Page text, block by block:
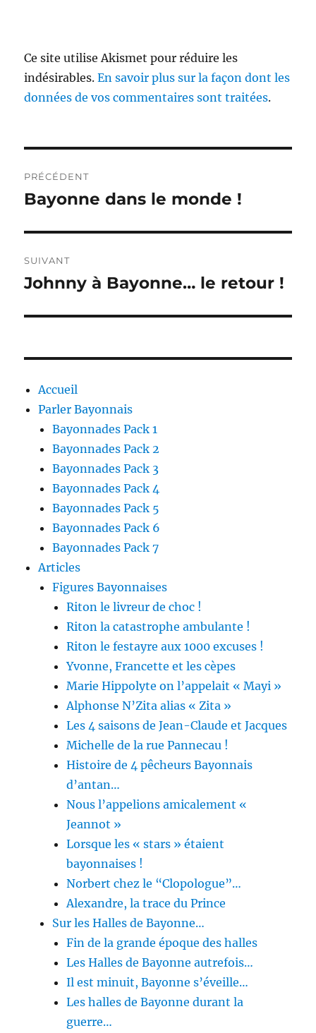
Ce site utilise Akismet pour réduire les
indésirables.En savoir plus sur la façon dont les
données de vos commentaires sont traitées.
de
PRÉCÉDENT
Publication
Bayonne dans le monde !
SUIVANT
Publication
Johnny à Bayonne… le retour !
Accueil
Parler Bayonnais
Bayonnades Pack 1
Bayonnades Pack 2
Bayonnades Pack 3
Bayonnades Pack 4
Bayonnades Pack 5
Bayonnades Pack 6
Bayonnades Pack 7
Articles
Figures Bayonnaises
Riton le livreur de choc !
Riton la catastrophe ambulante !
Riton le festayre aux 1000 excuses !
Yvonne, Francette et les cèpes
Marie Hippolyte on l’appelait « Mayi »
Alphonse N’Zita alias « Zita »
Les 4 saisons de Jean-Claude et Jacques
Michelle de la rue Pannecau !
Histoire de 4 pêcheurs Bayonnais
d’antan…
Nous l’appelions amicalement «
Jeannot »
Lorsque les « stars » étaient
bayonnaises !
Norbert chez le “Clopologue”…
Alexandre, la trace du Prince
Sur les Halles de Bayonne…
Fin de la grande époque des halles
Les Halles de Bayonne autrefois…
Il est minuit, Bayonne s’éveille…
Les halles de Bayonne durant la
guerre…